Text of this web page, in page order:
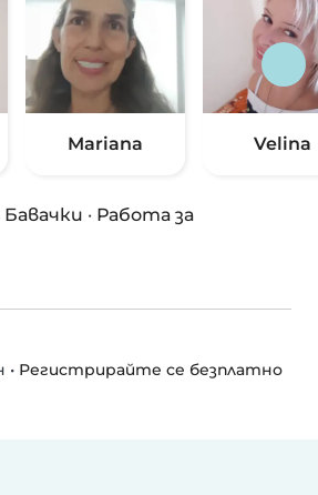
Mariana Velina
Бавачки · Работа за
• Регистрирайте се безплатно